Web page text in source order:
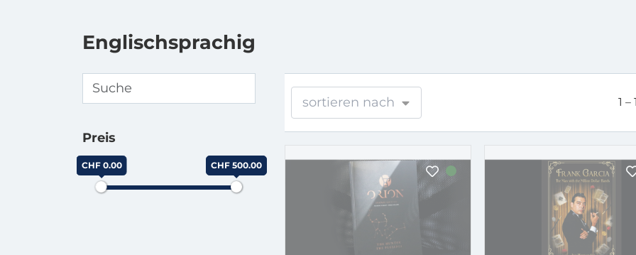
Englischsprachig
Preis
CHF 0.00 CHF 500.00
sortieren nach 1 –